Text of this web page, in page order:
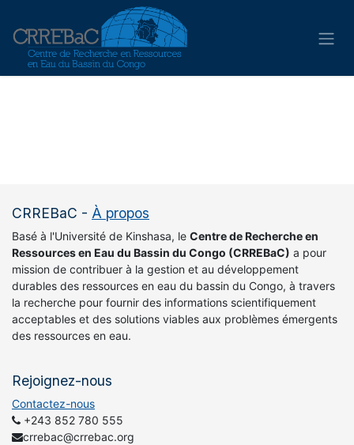
CRREBaC - À propos
Basé à l'Université de Kinshasa, le Centre de Recherche en
Ressources en Eau du Bassin du Congo (CRREBaC) a pour
mission de contribuer à la gestion et au développement
durables des ressources en eau du bassin du Congo, à travers
la recherche pour fournir des informations scientifiquement
acceptables et des solutions viables aux problèmes émergents
des ressources en eau.
Rejoignez-nous
Contactez-nous
+243 852 780 555
crrebac@crrebac.org